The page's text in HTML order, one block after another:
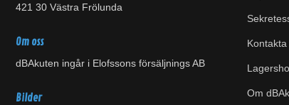
421 30 Västra Frölunda
Om oss
dBAkuten ingår i Elofssons försäljnings AB
Bilder Om